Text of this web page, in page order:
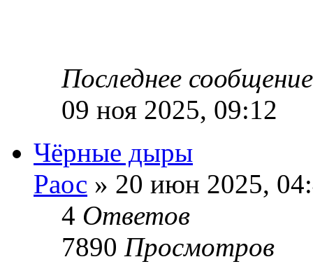
Последнее
09 ноя 2025, 09:12
Чёрные дыры
Раос » 20 июн 2025,
4 Ответов
7890 Просмотров